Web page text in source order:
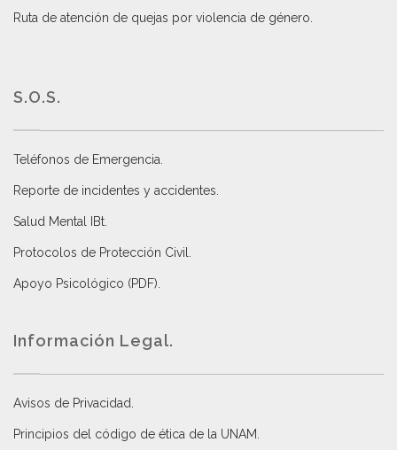
Ruta de atención de quejas por violencia de género
S.O.S.
Teléfonos de Emergencia.
Reporte de incidentes y accidentes
Salud Mental IBt
Protocolos de Protección Civil
Apoyo Psicológico (PDF)
Información Legal.
Avisos de Privacidad
Principios del código de ética de la UNAM